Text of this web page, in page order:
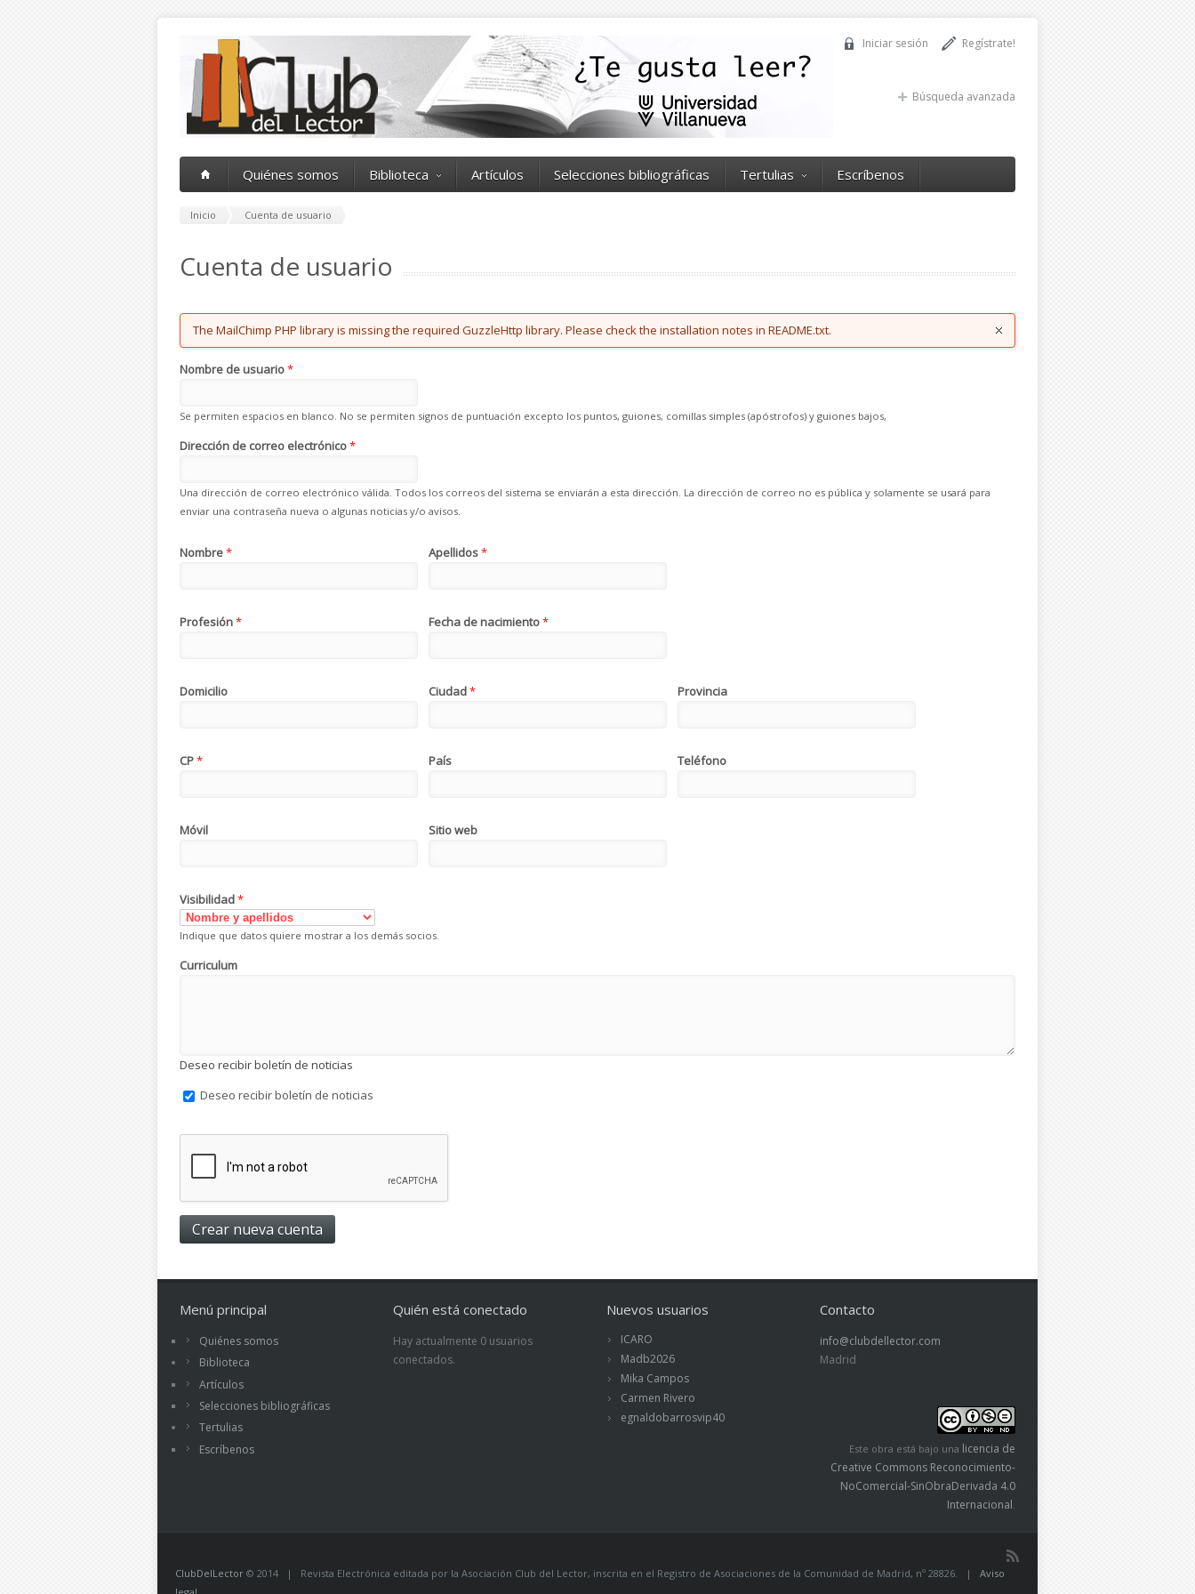
Regístrate!
Iniciar sesión
Búsqueda avanzada
Quiénes somos Biblioteca Artículos Selecciones bibliográficas Tertulias Escríbenos
Inicio Cuenta de usuario
Cuenta de usuario
Error message
The MailChimp PHP library is missing the required GuzzleHttp library. Please check the installation notes in README.txt.
Nombre de usuario*
Se permiten espacios en blanco. No se permiten signos de puntuación excepto los puntos, guiones, comillas simples (apóstrofos) y guiones bajos,
Dirección de correo electrónico*
Una dirección de correo electrónico válida. Todos los correos del sistema se enviarán a esta dirección. La dirección de correo no es pública y solamente se usará para
enviar una contraseña nueva o algunas noticias y/o avisos.
Nombre* Apellidos*
Profesión* Fecha de nacimiento*
Domicilio Ciudad* Provincia
CP* País Teléfono
Móvil Sitio web
Visibilidad*
Indique que datos quiere mostrar a los demás socios.
Curriculum
Deseo recibir boletín de noticias
Deseo recibir boletín de noticias
Menú principal
Quiénes somos
Biblioteca
Artículos
Selecciones bibliográficas
Tertulias
Escríbenos
Quién está conectado
Hay actualmente 0 usuarios
conectados.
Nuevos usuarios
ICARO
Madb2026
Mika Campos
Carmen Rivero
egnaldobarrosvip40
Contacto
info@clubdellector.com
Madrid
Este obra está bajo una licencia de
Creative Commons Reconocimiento-
NoComercial-SinObraDerivada 4.0
Internacional
ClubDelLector © 2014 | Revista Electrónica editada por la Asociación Club del Lector, inscrita en el Registro de Asociaciones de la Comunidad de Madrid, nº 28826. | Aviso